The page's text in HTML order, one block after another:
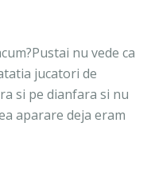
nu vede ca
jucatori de
si pe dianfara si nu
aparare deja eram